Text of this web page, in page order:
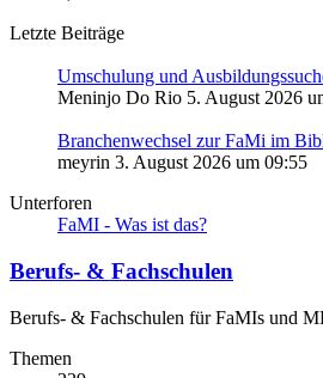
Letzte Beiträge
Umschulung und
Meninjo Do Rio 5. August 2026
Branchenwechsel zur FaMi im
meyrin 3. August 2026 um 09:55
Unterforen
FaMI - Was ist das?
Berufs- & Fachschulen
Berufs- & Fachschulen für FaMIs und
Themen